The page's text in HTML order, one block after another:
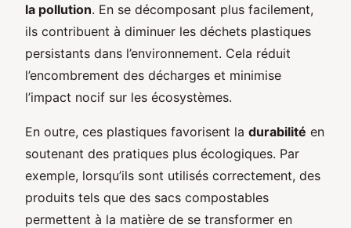
la pollution. En se décomposant plus facilement,
ils contribuent à diminuer les déchets plastiques
persistants dans l’environnement. Cela réduit
l’encombrement des décharges et minimise
l’impact nocif sur les écosystèmes.
En outre, ces plastiques favorisent la durabilité en
soutenant des pratiques plus écologiques. Par
exemple, lorsqu’ils sont utilisés correctement, des
produits tels que des sacs compostables
permettent à la matière de se transformer en